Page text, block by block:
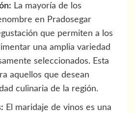
La mayoría de los
en Pradosegar
que permiten a los
una amplia variedad
seleccionados. Esta
aquellos que desean
culinaria de la región.
El maridaje de vinos es una